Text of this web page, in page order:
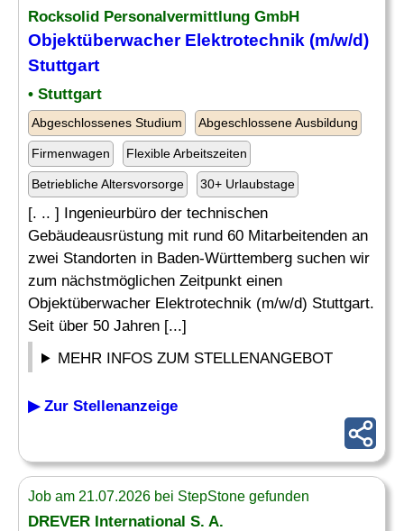
Rocksolid Personalvermittlung GmbH
Objektüberwacher Elektrotechnik (m/w/d)
Stuttgart
• Stuttgart
Abgeschlossenes Studium Abgeschlossene Ausbildung
Firmenwagen Flexible Arbeitszeiten
Betriebliche Altersvorsorge 30+ Urlaubstage
[. .. ] Ingenieurbüro der technischen
Gebäudeausrüstung mit rund 60 Mitarbeitenden an
zwei Standorten in Baden-Württemberg suchen wir
zum nächstmöglichen Zeitpunkt einen
Objektüberwacher Elektrotechnik (m/w/d) Stuttgart.
Seit über 50 Jahren [...]
MEHR INFOS ZUM STELLENANGEBOT
▶ Zur Stellenanzeige
Job am 21.07.2026 bei StepStone gefunden
DREVER International S. A.